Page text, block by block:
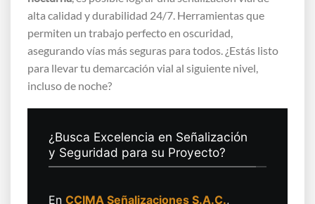
alta calidad y durabilidad 24/7. Herramientas que
permiten un trabajo perfecto en oscuridad,
asegurando vías más seguras para todos. ¿Estás listo
para llevar tu demarcación vial al siguiente nivel,
incluso de noche?
¿Busca Excelencia en Señalización
y Seguridad para su Proyecto?
En CCIMA Señalizaciones S.A.C.,